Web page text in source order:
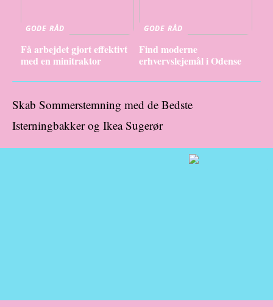
GODE RÅD
Få arbejdet gjort effektivt
med en minitraktor
GODE RÅD
Find moderne
erhvervslejemål i Odense
Skab Sommerstemning med de Bedste
Isterningbakker og Ikea Sugerør